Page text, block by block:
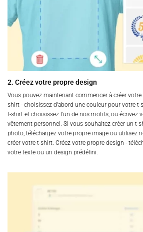
2. Créez votre propre design
Vous pouvez maintenant commencer à créer
shirt - choisissez d'abord une couleur pour votre t-
t-shirt et choisissez l'un de nos motifs, ou écrivez
vêtement personnel. Si vous souhaitez créer un t-
photo, téléchargez votre propre image ou utilisez
créer votre t-shirt. Créez votre propre design -
votre texte ou un design prédéfini.